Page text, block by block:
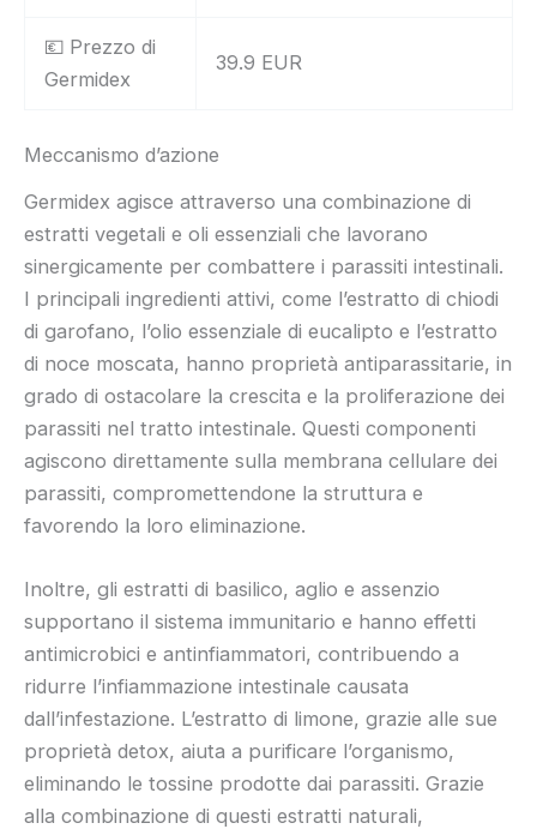
💶 Prezzo di
Germidex
39.9 EUR
Meccanismo d’azione
Germidex agisce attraverso una combinazione di
estratti vegetali e oli essenziali che lavorano
sinergicamente per combattere i parassiti intestinali.
I principali ingredienti attivi, come l’estratto di chiodi
di garofano, l’olio essenziale di eucalipto e l’estratto
di noce moscata, hanno proprietà antiparassitarie, in
grado di ostacolare la crescita e la proliferazione dei
parassiti nel tratto intestinale. Questi componenti
agiscono direttamente sulla membrana cellulare dei
parassiti, compromettendone la struttura e
favorendo la loro eliminazione.
Inoltre, gli estratti di basilico, aglio e assenzio
supportano il sistema immunitario e hanno effetti
antimicrobici e antinfiammatori, contribuendo a
ridurre l’infiammazione intestinale causata
dall’infestazione. L’estratto di limone, grazie alle sue
proprietà detox, aiuta a purificare l’organismo,
eliminando le tossine prodotte dai parassiti. Grazie
alla combinazione di questi estratti naturali,